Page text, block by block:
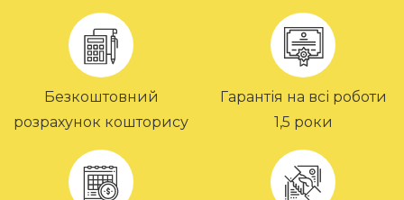
Безкоштовний
розрахунок кошторису
Гарантія на всі роботи
1,5 роки